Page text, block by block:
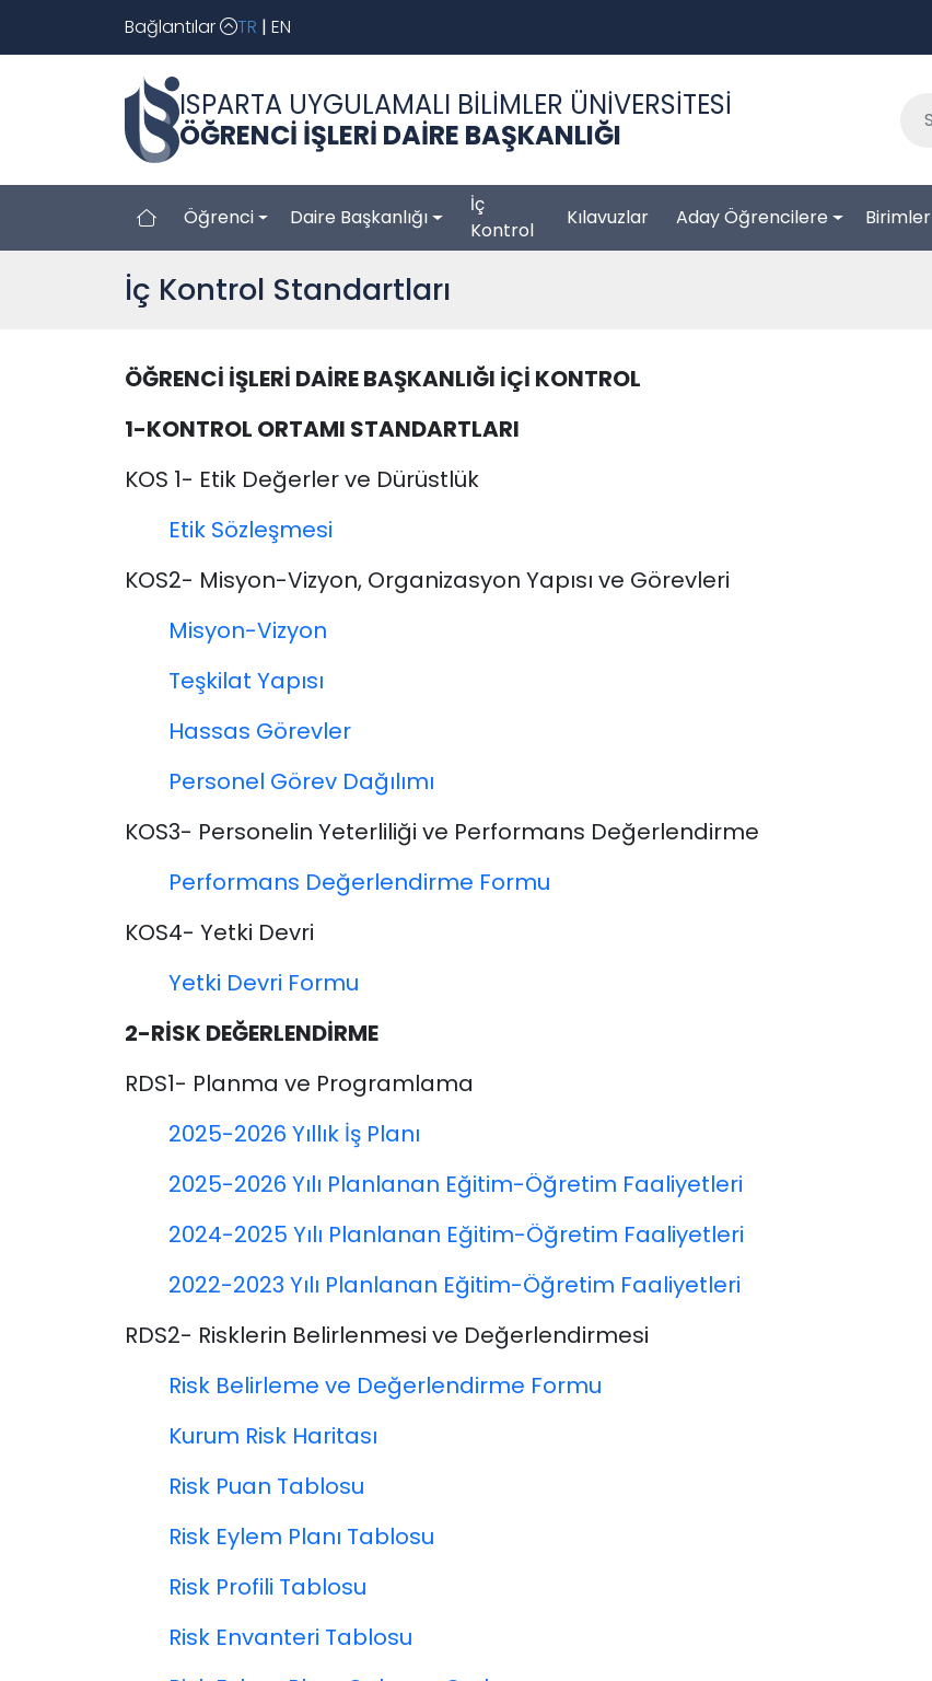
Bağlantılar TR | EN
ISPARTA UYGULAMALI BİLİMLER ÜNİVERSİTESİ
ÖĞRENCİ İŞLERİ DAİRE BAŞKANLIĞI
Öğrenci Daire Başkanlığı
İç
Kontrol
Kılavuzlar Aday Öğrencilere Birimler
İç Kontrol Standartları
ÖĞRENCİ İŞLERİ DAİRE BAŞKANLIĞI İÇİ KONTROL
1-KONTROL ORTAMI STANDARTLARI
KOS 1- Etik Değerler ve Dürüstlük
Etik Sözleşmesi
KOS2- Misyon-Vizyon, Organizasyon Yapısı ve Görevleri
Misyon-Vizyon
Teşkilat Yapısı
Hassas Görevler
Personel Görev Dağılımı
KOS3- Personelin Yeterliliği ve Performans Değerlendirme
Performans Değerlendirme Formu
KOS4- Yetki Devri
Yetki Devri Formu
2-RİSK DEĞERLENDİRME
RDS1- Planma ve Programlama
2025-2026 Yıllık İş Planı
2025-2026 Yılı Planlanan Eğitim-Öğretim Faaliyetleri
2024-2025 Yılı Planlanan Eğitim-Öğretim Faaliyetleri
2022-2023 Yılı Planlanan Eğitim-Öğretim Faaliyetleri
RDS2- Risklerin Belirlenmesi ve Değerlendirmesi
Risk Belirleme ve Değerlendirme Formu
Kurum Risk Haritası
Risk Puan Tablosu
Risk Eylem Planı Tablosu
Risk Profili Tablosu
Risk Envanteri Tablosu